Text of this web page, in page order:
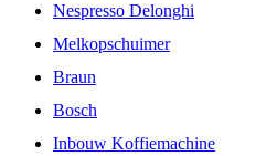
Nespresso Delonghi
Melkopschuimer
Braun
Bosch
Inbouw Koffiemachine